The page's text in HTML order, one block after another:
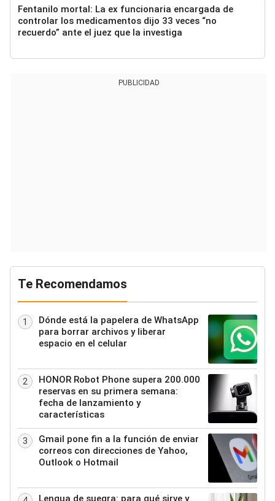
Fentanilo mortal: La ex funcionaria encargada de
controlar los medicamentos dijo 33 veces “no
recuerdo” ante el juez que la investiga
PUBLICIDAD
Te Recomendamos
1
Dónde está la papelera de WhatsApp
para borrar archivos y liberar
espacio en el celular
2
HONOR Robot Phone supera 200.000
reservas en su primera semana:
fecha de lanzamiento y
características
3
Gmail pone fin a la función de enviar
correos con direcciones de Yahoo,
Outlook o Hotmail
Lengua de suegra: para qué sirve y